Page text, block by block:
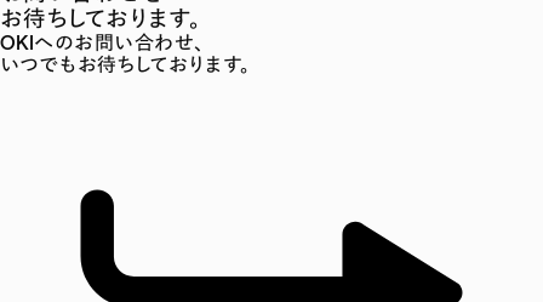
お待ちしております。
OKIへのお問い合わせ、
いつでもお待ちしております。